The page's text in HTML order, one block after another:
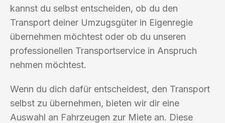
kannst du selbst entscheiden, ob du den
Transport deiner Umzugsgüter in Eigenregie
übernehmen möchtest oder ob du unseren
professionellen Transportservice in Anspruch
nehmen möchtest.
Wenn du dich dafür entscheidest, den Transport
selbst zu übernehmen, bieten wir dir eine
Auswahl an Fahrzeugen zur Miete an. Diese